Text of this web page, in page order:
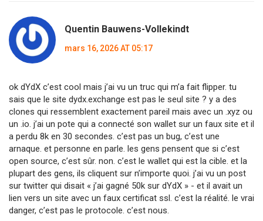
Quentin Bauwens-Vollekindt
mars 16, 2026 AT 05:17
ok dYdX c’est cool mais j’ai vu un truc qui m’a fait flipper. tu
sais que le site dydx.exchange est pas le seul site ? y a des
clones qui ressemblent exactement pareil mais avec un .xyz ou
un .io. j’ai un pote qui a connecté son wallet sur un faux site et il
a perdu 8k en 30 secondes. c’est pas un bug, c’est une
arnaque. et personne en parle. les gens pensent que si c’est
open source, c’est sûr. non. c’est le wallet qui est la cible. et la
plupart des gens, ils cliquent sur n’importe quoi. j’ai vu un post
sur twitter qui disait « j’ai gagné 50k sur dYdX » - et il avait un
lien vers un site avec un faux certificat ssl. c’est la réalité. le vrai
danger, c’est pas le protocole. c’est nous.